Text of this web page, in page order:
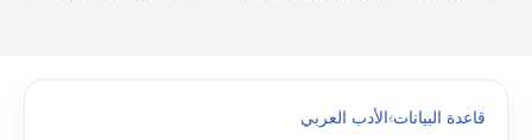
قاعدة البيانات›الأدب العربي